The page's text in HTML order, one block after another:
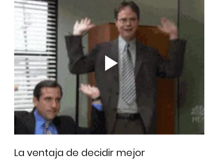
La ventaja de decidir mejor